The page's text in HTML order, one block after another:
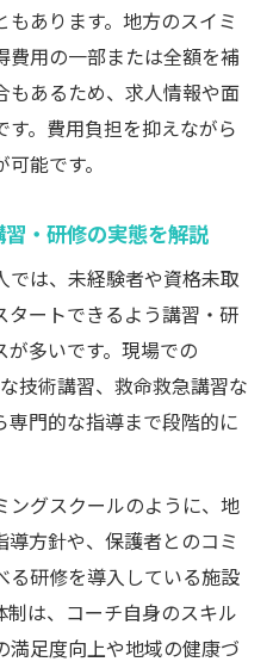
あります。地方のスイミ
費用の一部または全額を補
あるため、求人情報や面
。費用負担を抑えながら
能です。
・研修の実態を解説
では、未経験者や資格未取
ートできるよう講習・研
多いです。現場での
技術講習、救命救急講習な
専門的な指導まで段階的に
ングスクールのように、地
方針や、保護者とのコミ
る研修を導入している施設
は、コーチ自身のスキル
満足度向上や地域の健康づ